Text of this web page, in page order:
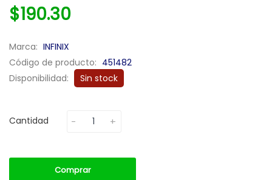
$190.30
Marca: INFINIX
Código de producto: 451482
Disponibilidad:
Sin stock
Cantidad
Comprar